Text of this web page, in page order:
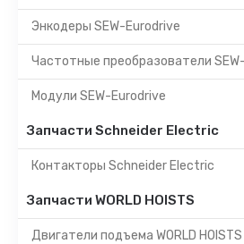
Энкодеры SEW-Eurodrive
Частотные преобразователи
Модули SEW-Eurodrive
Запчасти Schneider Electric
Контакторы Schneider Electric
Запчасти WORLD HOISTS
Двигатели подъема WORLD HOISTS